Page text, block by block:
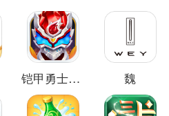
铠甲勇士之英雄传说 魏